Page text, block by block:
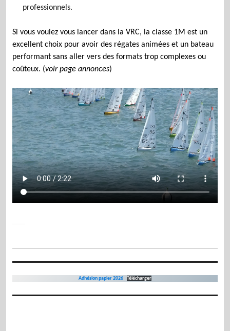
professionnels.
Si vous voulez vous lancer dans la VRC, la classe 1M est un
excellent choix pour avoir des régates animées et un bateau
performant sans aller vers des formats trop complexes ou
coûteux. (voir page annonces)
Adhésion papier 2026 Télécharger